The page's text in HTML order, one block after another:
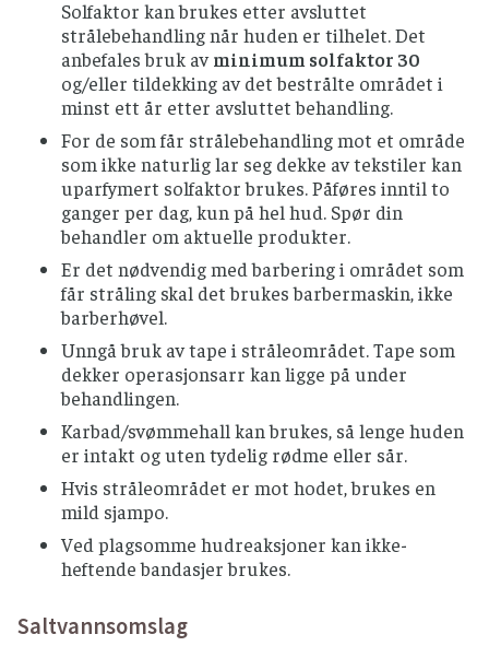
Solfaktor kan brukes etter avsluttet
strålebehandling når huden er tilhelet. Det
anbefales bruk avminimum solfaktor 30
og/eller tildekking av det bestrålte området i
minst ett år etter avsluttet behandling.
For de som får strålebehandling mot et område
som ikke naturlig lar seg dekke av tekstiler kan
uparfymert solfaktor brukes. Påføres inntil to
ganger per dag, kun på hel hud. Spør din
behandler om aktuelle produkter.
Er det nødvendig med barbering i området som
får stråling skal det brukes barbermaskin, ikke
barberhøvel.
Unngå bruk av tape i stråleområdet. Tape som
dekker operasjonsarr kan ligge på under
behandlingen.
Karbad/svømmehall kan brukes, så lenge huden
er intakt og uten tydelig rødme eller sår.
Hvis stråleområdet er mot hodet, brukes en
mild sjampo.
Ved plagsomme hudreaksjoner kan ikke-
heftende bandasjer brukes.
Saltvannsomslag